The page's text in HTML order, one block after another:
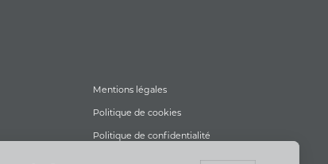
Mentions légales
Politique de cookies
Politique de confidentialité